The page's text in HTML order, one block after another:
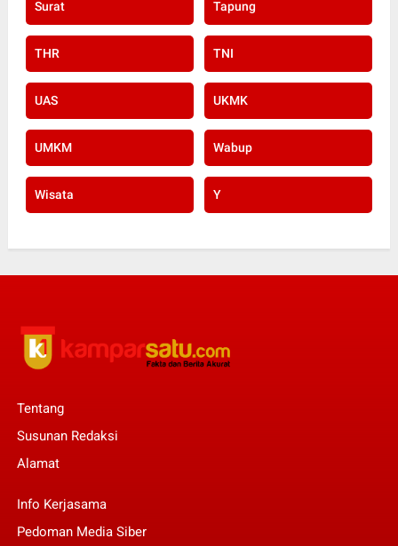
Surat Tapung
THR TNI
UAS UKMK
UMKM Wabup
Wisata Y
Tentang
Susunan Redaksi
Alamat
Info Kerjasama
Pedoman Media Siber